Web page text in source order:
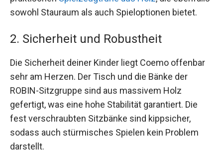
sowohl Stauraum als auch Spieloptionen bietet.
2. Sicherheit und Robustheit
Die Sicherheit deiner Kinder liegt Coemo offenbar
sehr am Herzen. Der Tisch und die Bänke der
ROBIN-Sitzgruppe sind aus massivem Holz
gefertigt, was eine hohe Stabilität garantiert. Die
fest verschraubten Sitzbänke sind kippsicher,
sodass auch stürmisches Spielen kein Problem
darstellt.